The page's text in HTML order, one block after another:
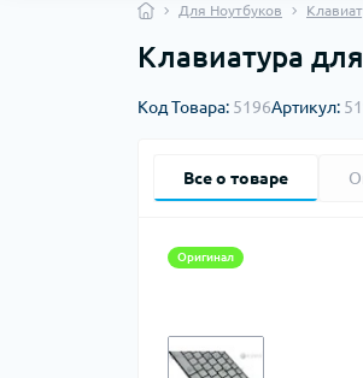
Для Ноутбуков
Клавиатура
Код Товара: 5196Артикул:
Все о товаре
Оригинал